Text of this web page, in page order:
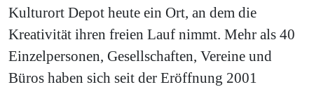
Kulturort Depot heute ein Ort, an dem die
Kreativität ihren freien Lauf nimmt. Mehr als 40
Einzelpersonen, Gesellschaften, Vereine und
Büros haben sich seit der Eröffnung 2001